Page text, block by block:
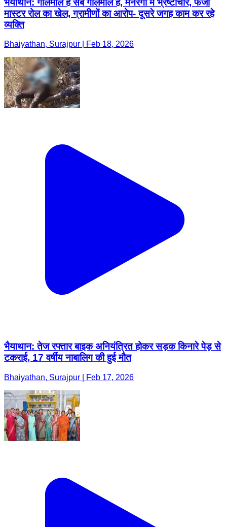
मास्टर रोल का खेल, ग्रामीणों का आरोप- दूसरे जगह काम कर रहे
व्यक्ति
Bhaiyathan, Surajpur | Feb 18, 2026
भैयाथान: तेज रफ्तार बाइक अनियंत्रित होकर सड़क किनारे पेड़ से
टकराई, 17 वर्षीय नाबालिग की हुई मौत
Bhaiyathan, Surajpur | Feb 17, 2026